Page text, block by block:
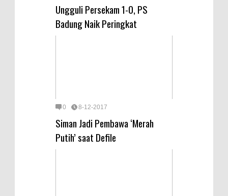
Ungguli Persekam 1-0, PS
Badung Naik Peringkat
0 8-12-2017
Siman Jadi Pembawa ‘Merah
Putih’ saat Defile